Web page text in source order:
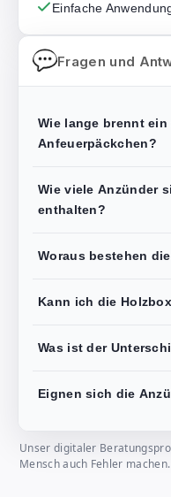
Einfache
Fragen und
Wie lange brennt
Anfeuerpäckchen?
Wie viele Anzünder
enthalten?
Woraus bestehen
Kann ich die
Was ist der
Eignen sich die
Unser digitaler
Mensch auch Fehler machen.